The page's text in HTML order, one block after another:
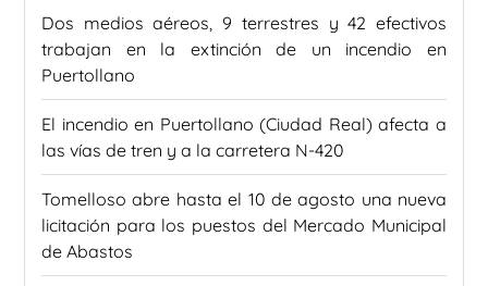
Dos medios aéreos, 9 terrestres y 42 efectivos
trabajan en la extinción de un incendio en
Puertollano
El incendio en Puertollano (Ciudad Real) afecta a
las vías de tren y a la carretera N-420
Tomelloso abre hasta el 10 de agosto una nueva
licitación para los puestos del Mercado Municipal
de Abastos